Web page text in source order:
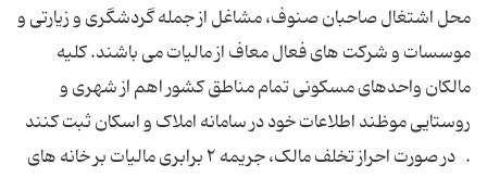
محل اشتغال صاحبان صنوف، مشاغل از جمله گردشگری و زیارتی و
موسسات و شرکت های فعال معاف از مالیات می باشند. کلیه
مالکان واحدهای مسکونی تمام مناطق کشور اهم از شهری و
روستایی موظند اطلاعات خود در سامانه املاک و اسکان ثبت کنند
. در صورت احراز تخلف مالک، جریمه ۲ برابری مالیات بر خانه های